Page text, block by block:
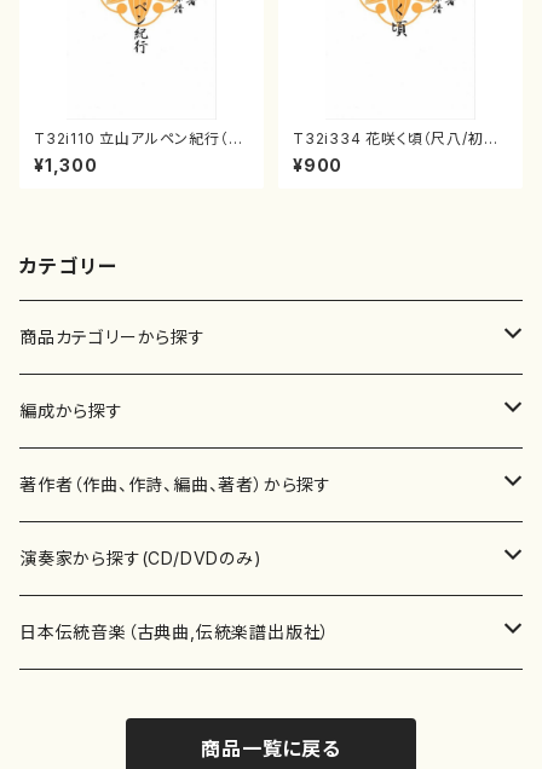
T32i110 立山アルペン紀行（尺
八/初代 石垣征山/尺八/都山式
譜）都山流公刊楽譜曲番:559
¥1,300
T32i334 花咲く頃（尺八/初代
山川園松/楽譜）都山流公刊楽譜
曲番:2037
¥900
カテゴリー
商品カテゴリーから探す
楽譜
書籍
書籍
テキストブック
CD・DVD
チケット
編成から探す
邦楽器
箏・琴（ソロ）
箏・琴（合奏）
合唱
混声合唱
歌・声
著作者（作曲、作詩、編曲、著者）から探す
あ行
青木省三(アオキ ショウゾウ)
か行
演奏家から探す(CD/DVDのみ)
邦楽（箏、三味線、尺八等）演奏家
日本伝統音楽（古典曲,伝統楽譜出版社）
商品一覧に戻る